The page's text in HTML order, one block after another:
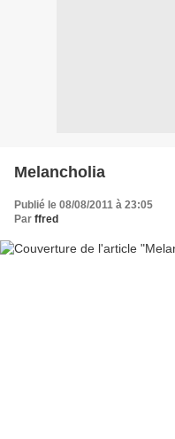
Melancholia
Publié le 08/08/2011 à 23:05
Par ffred